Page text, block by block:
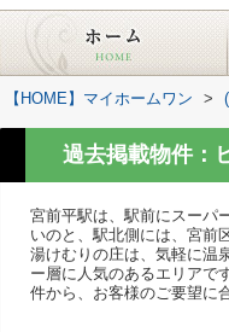
【HOME】マイホームワン >
過去掲載物件：
宮前平駅は、駅前にスーパ
いのと、駅北側には、宮前
湯けむりの庄は、気軽に温
ー層に人気のあるエリアで
件から、お客様のご要望に